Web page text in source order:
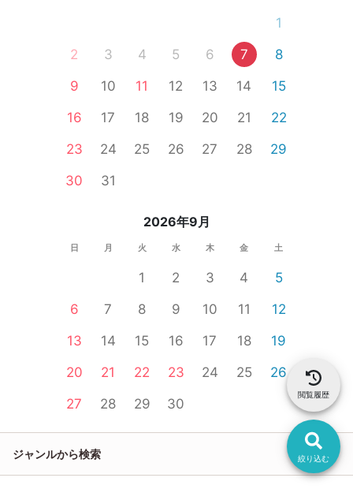
絞り込む
閲覧履歴
1
2
3 4 5 6 7
8
9
10 11 12 13 14
15
16
17 18 19 20 21
22
23
24 25 26 27 28
29
30
31
2026年9月
日 月 火 水 木 金 土
1 2 3 4
5
6
7 8 9 10 11
12
13
14 15 16 17 18
19
20
21 22 23 24 25
26
27
28 29 30
ジャンルから検索